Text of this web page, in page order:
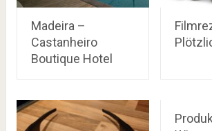
Madeira –
Castanheiro
Boutique Hotel